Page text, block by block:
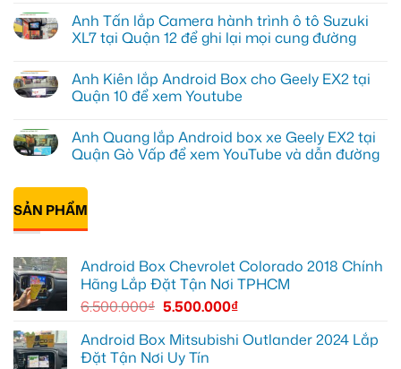
lắp
Android
box
tại
Quận
1,
giải
trí
bình
luận
ở
độ
bi
gầm
cho
Ford
Everest
Thủ
Đức
cần
ánh
sáng
Anh Tấn lắp Camera hành trình ô tô Suzuki
XL7 tại Quận 12 để ghi lại mọi cung đường
bình
luận
ở
lắp
Camera
hành
ô
Suzuki
XL7
tại
ghi
mọi
cung
Anh Kiên lắp Android Box cho Geely EX2 tại
Quận 10 để xem Youtube
bình
luận
ở
Kiên
Android
Box
cho
tại
Quận
xem
Anh Quang lắp Android box xe Geely EX2 tại
Quận Gò Vấp để xem YouTube và dẫn đường
có
luận
ở
Anh
Android
box
Geely
EX2
Quận
Gò
Vấp
SẢN PHẨM
Android Box Chevrolet Colorado 2018 Chính
Hãng Lắp Đặt Tận Nơi TPHCM
6.500.000₫ 5.500.000₫
Android Box Mitsubishi Outlander 2024 Lắp
Đặt Tận Nơi Uy Tín